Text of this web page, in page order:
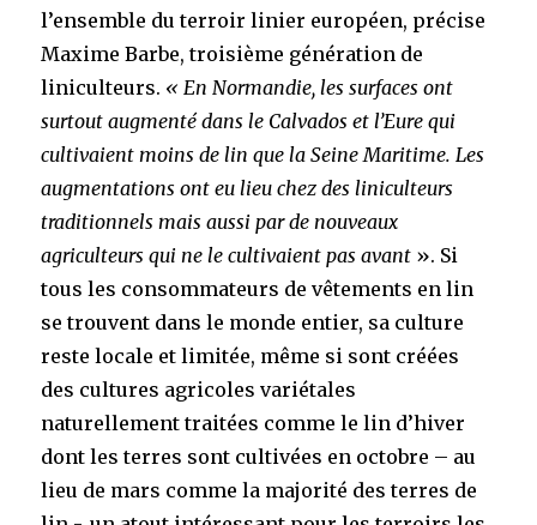
l’ensemble du terroir linier européen, précise
Maxime Barbe, troisième génération de
liniculteurs. « En Normandie, les surfaces ont
surtout augmenté dans le Calvados et l’Eure qui
cultivaient moins de lin que la Seine Maritime. Les
augmentations ont eu lieu chez des liniculteurs
traditionnels mais aussi par de nouveaux
agriculteurs qui ne le cultivaient pas avant ». Si
tous les consommateurs de vêtements en lin
se trouvent dans le monde entier, sa culture
reste locale et limitée, même si sont créées
des cultures agricoles variétales
naturellement traitées comme le lin d’hiver
dont les terres sont cultivées en octobre – au
lieu de mars comme la majorité des terres de